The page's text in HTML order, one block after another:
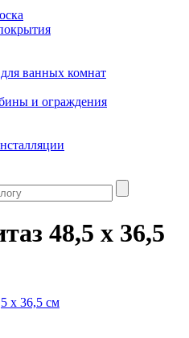
ванных комнат
и ограждения
48,5 x 36,5